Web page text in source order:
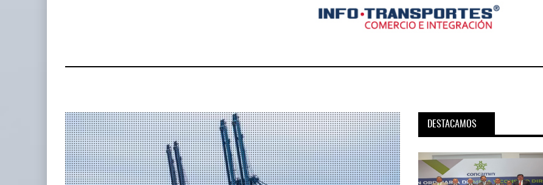
DESTACAMOS
MSC incorpora servicio PAMEX en
...
12 JUL 2026
MSC incorpora servicio PAMEX
...
12 JUL 2026